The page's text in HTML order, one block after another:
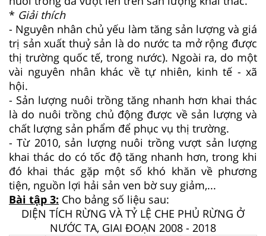
* Giải thích
- Nguyên nhân chủ yếu làm tăng sản lượng và giá
trị sản xuất thuỷ sản là do nước ta mở rộng được
thị trường quốc tế, trong nước). Ngoài ra, do một
vài nguyên nhân khác về tự nhiên, kinh tế - xã
hội.
- Sản lượng nuôi trồng tăng nhanh hơn khai thác
là do nuôi trồng chủ động được về sản lượng và
chất lượng sản phẩm để phục vụ thị trường.
- Từ 2010, sản lượng nuôi trồng vượt sản lượng
khai thác do có tốc độ tăng nhanh hơn, trong khi
đó khai thác gặp một số khó khăn về phương
tiện, nguồn lợi hải sản ven bờ suy giảm,...
Bài tập 3: Cho bảng số liệu sau:
DIỆN TÍCH RỪNG VÀ TỶ LỆ CHE PHỦ RỪNG Ở
NƯỚC TA, GIAI ĐOẠN 2008 - 2018